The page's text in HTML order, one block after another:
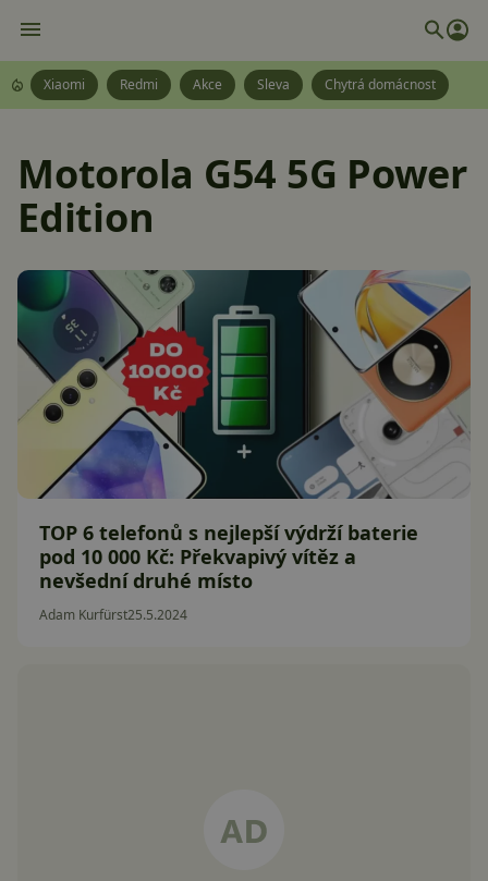
Xiaomi Redmi Akce Sleva Chytrá domácnost
Motorola G54 5G Power
Edition
TOP 6 telefonů s nejlepší výdrží baterie
pod 10 000 Kč: Překvapivý vítěz a
nevšední druhé místo
Adam Kurfürst25.5.2024